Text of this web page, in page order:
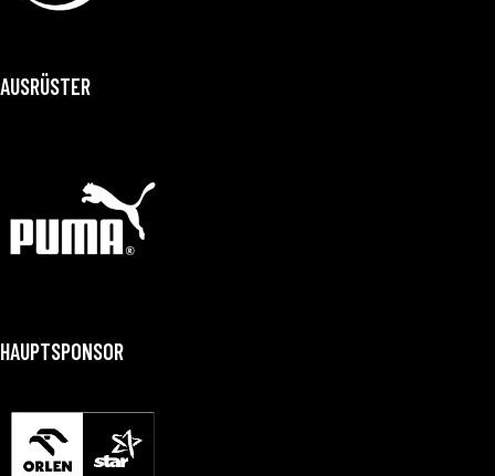
AUSRÜSTER
HAUPTSPONSOR